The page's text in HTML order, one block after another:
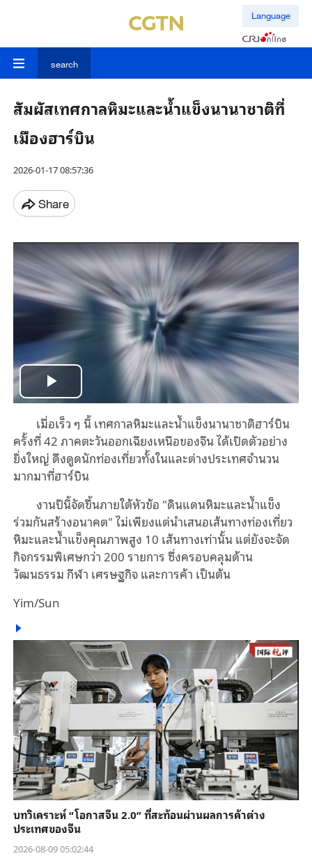
Language
search
สัมผัสเทศกาลหิมะและน้ำแข็งนานาชาติที่
เมืองฮาร์บิน
2026-01-17 08:57:36
Share
Play
Video
เมื่อเร็ว ๆ นี้ เทศกาลหิมะและน้ำแข็งนานาชาติฮาร์บิน
ครั้งที่ 42 ภาคตะวันออกเฉียงเหนือของจีน ได้เปิดตัวอย่าง
ยิ่งใหญ่ ดึงดูดนักท่องเที่ยวทั้งในและต่างประเทศจำนวน
มากมาที่ฮาร์บิน
งานปีนี้จัดขึ้นภายใต้หัวข้อ "ดินแดนหิมะและน้ำแข็ง
ร่วมกันสร้างอนาคต" ไม่เพียงแต่นำเสนอเส้นทางท่องเที่ยว
หิมะและน้ำแข็งคุณภาพสูง 10 เส้นทางเท่านั้น แต่ยังจะจัด
กิจกรรมพิเศษกว่า 200 รายการ ซึ่งครอบคลุมด้าน
วัฒนธรรม กีฬา เศรษฐกิจ และการค้า เป็นต้น
Yim/Sun
บทวิเคราะห์ “โอกาสจีน 2.0” ที่สะท้อนผ่านผลการค้าต่าง
ประเทศของจีน
2026-08-09 05:02:44